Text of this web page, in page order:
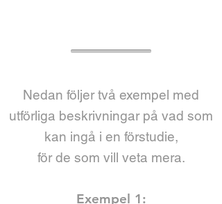
Nedan följer två exempel med
utförliga beskrivningar på vad som
kan ingå i en förstudie,
för de som vill veta mera.
Exempel 1: